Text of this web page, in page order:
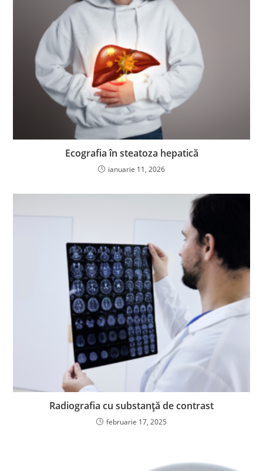
Ecografia în steatoza hepatică
ianuarie 11, 2026
Radiografia cu substanță de contrast
februarie 17, 2025